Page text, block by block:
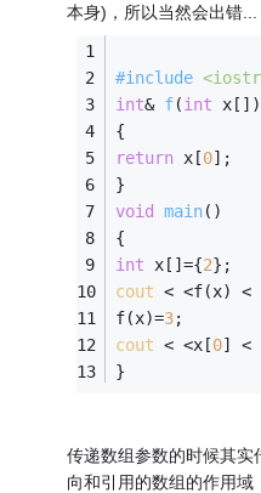
本身)，所以当然会出错...
#include
int& f(int x[])
{
return x[0];
}
void main()
{
int x[]={2};
cout < <f(x) <
f(x)=3;
cout < <x[0] <
}
传递数组参数的时候其
向和引用的数组的作用